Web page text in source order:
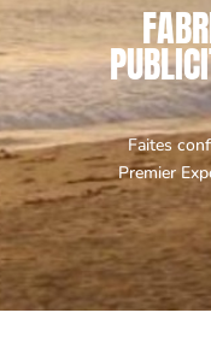
Faites
Premier